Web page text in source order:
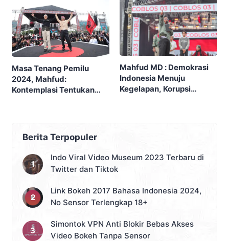
Masa Tenang Pemilu
2024, Mahfud:
Kontemplasi Tentukan
Mahfud MD : Demokrasi
Indonesia Menuju
Kegelapan, Korupsi
Konstitusi Dipermainkan
Berita Terpopuler
Indo Viral Video Museum 2023 Terbaru di
Twitter dan Tiktok
Link Bokeh 2017 Bahasa Indonesia 2024,
No Sensor Terlengkap 18+
Simontok VPN Anti Blokir Bebas Akses
Video Bokeh Tanpa Sensor